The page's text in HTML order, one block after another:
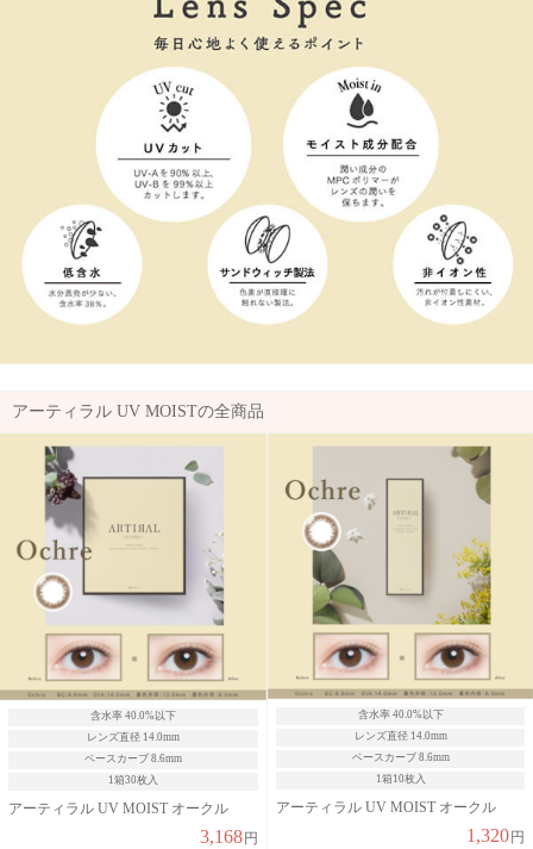
アーティラル UV MOISTの全商品
含水率 40.0%以下
レンズ直径 14.0mm
ベースカーブ 8.6mm
1箱30枚入
アーティラル UV MOIST オークル
3,168 円
含水率 40.0%以下
レンズ直径 14.0mm
ベースカーブ 8.6mm
1箱10枚入
アーティラル UV MOIST オークル
1,320 円